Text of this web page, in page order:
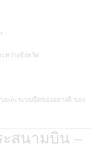
หว่างจังหวัด
และระบบยึดของอย่างดี ของ
ะสนามบิน –